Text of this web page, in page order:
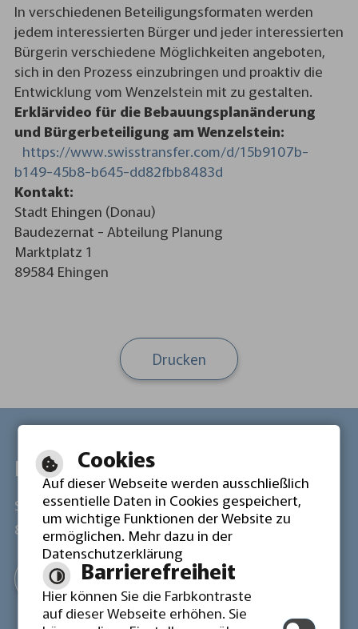
In verschiedenen Beteiligungsformaten werden
jedem interessierten Bürger und jeder interessierten
Bürgerin verschiedene Möglichkeiten angeboten,
sich in den Prozess einzubringen und proaktiv die
Entwicklung vom Wenzelstein mit zu gestalten.
Erklärvideo für die Bebauungsplanänderung
und Bürgerbeteiligung am Wenzelstein:
https://www.swisstransfer.com/d/15b9107b-
b149-45b8-b645-dd82fbb8483d
Kontakt:
Stadt Ehingen (Donau)
Baudezernat - Abteilung Planung
Marktplatz 1
89584 Ehingen
Drucken
Lokale Agenda 21 Ehingen
Schulgasse 21
89584 Ehingen
Tel: 07391 503 4612
Fax: 07391 503 4146
Mail schreiben
Cookies
Auf dieser Webseite werden ausschließlich
essentielle Daten in Cookies gespeichert,
um wichtige Funktionen der Website zu
ermöglichen. Mehr dazu in der
Datenschutzerklärung
Barrierefreiheit
Hier können Sie die Farbkontraste
auf dieser Webseite erhöhen. Sie